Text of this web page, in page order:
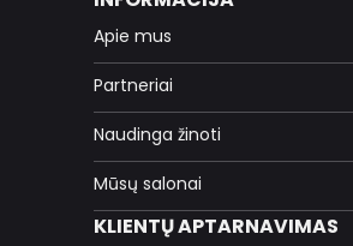
Apie mus
Partneriai
Naudinga žinoti
Mūsų salonai
KLIENTŲ APTARNAVIMAS